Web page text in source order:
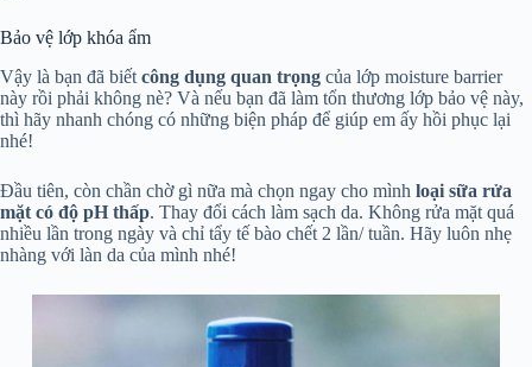
Bảo vệ lớp khóa ẩm
Vậy là bạn đã biết công dụng quan trọng của lớp moisture barrier
này rồi phải không nè? Và nếu bạn đã làm tổn thương lớp bảo vệ này,
thì hãy nhanh chóng có những biện pháp để giúp em ấy hồi phục lại
nhé!
Đầu tiên, còn chần chờ gì nữa mà chọn ngay cho mình loại sữa rửa
mặt có độ pH thấp. Thay đổi cách làm sạch da. Không rửa mặt quá
nhiều lần trong ngày và chỉ tẩy tế bào chết 2 lần/ tuần. Hãy luôn nhẹ
nhàng với làn da của mình nhé!